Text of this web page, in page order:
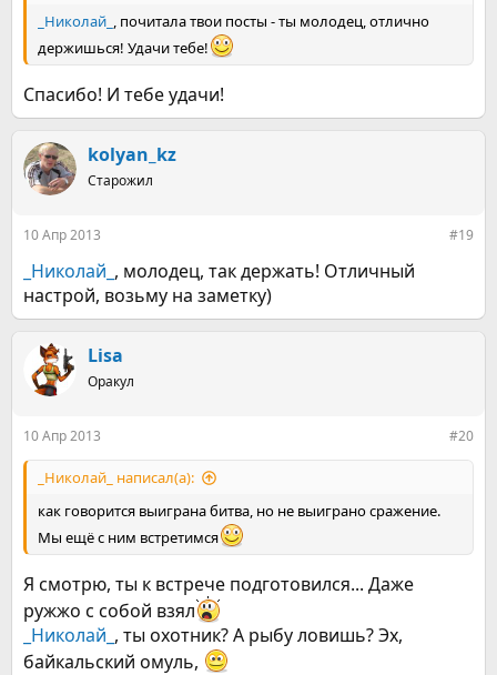
_Николай_ , почитала твои посты - ты молодец, отлично
держишься! Удачи тебе!
Спасибо! И тебе удачи!
kolyan_kz
Старожил
10 Апр 2013 #19
_Николай_ , молодец, так держать! Отличный
настрой, возьму на заметку)
Lisa
Оракул
10 Апр 2013 #20
_Николай_ написал(а):
как говорится выиграна битва, но не выиграно сражение.
Мы ещё с ним встретимся
Я смотрю, ты к встрече подготовился... Даже
ружжо с собой взял
_Николай_ , ты охотник? А рыбу ловишь? Эх,
байкальский омуль,